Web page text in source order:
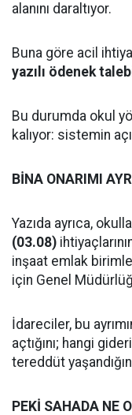
alanını daraltıyor.
Buna göre acil
yazılı ödenek
Bu durumda okul
kalıyor: sistemin
BİNA ONARIMI
Yazıda ayrıca,
(03.08)
inşaat emlak
için Genel
İdareciler, bu
açtığını; hangi
tereddüt
PEKİ SAHADA NE